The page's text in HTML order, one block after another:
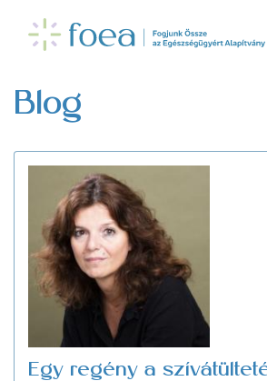
tartalomra
Blog
Egy regény a